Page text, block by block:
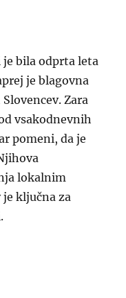
je bila odprta leta
je blagovna
Zara
vsakodnevnih
pomeni, da je
lokalnim
ključna za